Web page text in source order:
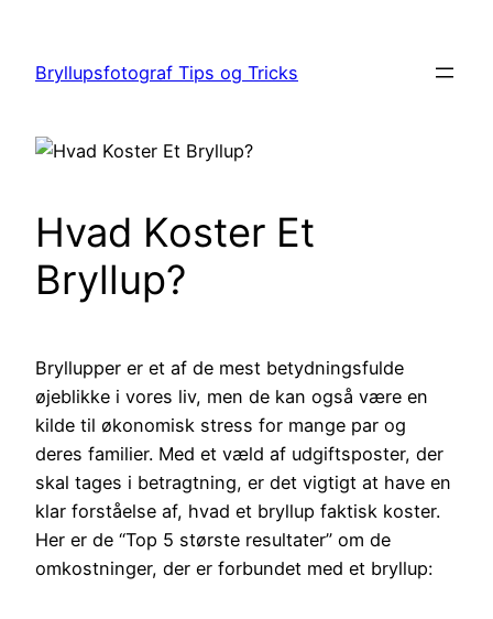
indhold
Bryllupsfotograf Tips og Tricks
Hvad Koster Et
Bryllup?
Bryllupper er et af de mest betydningsfulde
øjeblikke i vores liv, men de kan også være en
kilde til økonomisk stress for mange par og
deres familier. Med et væld af udgiftsposter, der
skal tages i betragtning, er det vigtigt at have en
klar forståelse af, hvad et bryllup faktisk koster.
Her er de “Top 5 største resultater” om de
omkostninger, der er forbundet med et bryllup: